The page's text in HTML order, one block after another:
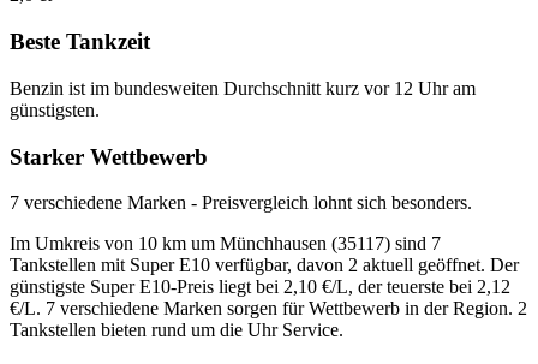
Beste Tankzeit
Benzin ist im bundesweiten Durchschnitt kurz vor 12 Uhr am
günstigsten.
Starker Wettbewerb
7 verschiedene Marken - Preisvergleich lohnt sich besonders.
Im Umkreis von 10 km um Münchhausen (35117) sind 7
Tankstellen mit Super E10 verfügbar, davon 2 aktuell geöffnet. Der
günstigste Super E10-Preis liegt bei 2,10 €/L, der teuerste bei 2,12
€/L. 7 verschiedene Marken sorgen für Wettbewerb in der Region. 2
Tankstellen bieten rund um die Uhr Service.